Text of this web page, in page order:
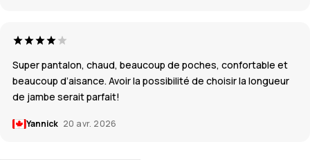
Super pantalon, chaud, beaucoup de poches, confortable et
beaucoup d’aisance. Avoir la possibilité de choisir la longueur
de jambe serait parfait!
Yannick 20 avr. 2026